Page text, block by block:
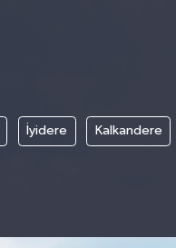
İyidere Kalkandere